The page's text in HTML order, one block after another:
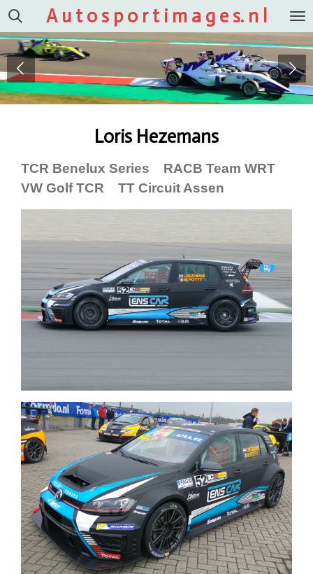
Ga
direct
naar
de
hoofdinhoud
A u t o s p o r t i m a g e s. n l
Loris Hezemans
TCR Benelux Series RACB Team WRT
VW Golf TCR TT Circuit Assen